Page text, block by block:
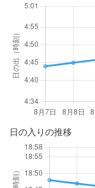
日の入りの推移